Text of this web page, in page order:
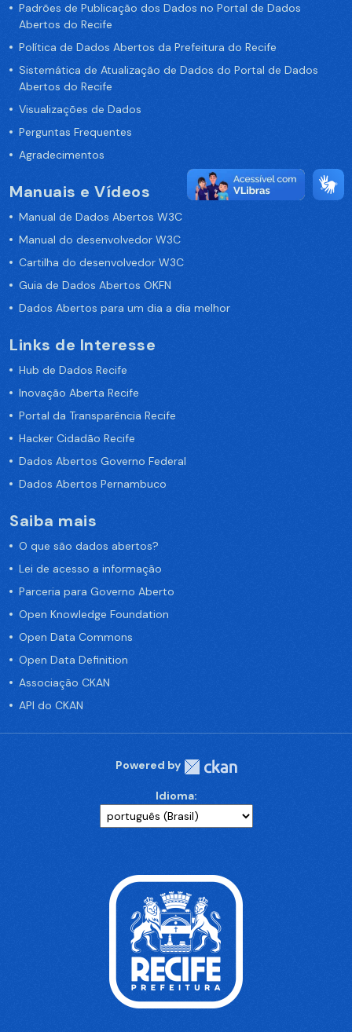
Padrões de Publicação dos Dados no Portal de Dados
Abertos do Recife
Política de Dados Abertos da Prefeitura do Recife
Sistemática de Atualização de Dados do Portal de Dados
Abertos do Recife
Visualizações de Dados
Perguntas Frequentes
Agradecimentos
Manuais e Vídeos
Manual de Dados Abertos W3C
Manual do desenvolvedor W3C
Cartilha do desenvolvedor W3C
Guia de Dados Abertos OKFN
Dados Abertos para um dia a dia melhor
Links de Interesse
Hub de Dados Recife
Inovação Aberta Recife
Portal da Transparência Recife
Hacker Cidadão Recife
Dados Abertos Governo Federal
Dados Abertos Pernambuco
Saiba mais
O que são dados abertos?
Lei de acesso a informação
Parceria para Governo Aberto
Open Knowledge Foundation
Open Data Commons
Open Data Definition
Associação CKAN
API do CKAN
Powered by
Idioma